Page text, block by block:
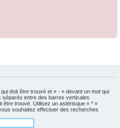
doit être trouvé et « - » devant un mot qui
séparés entre des barres verticales
être trouvé. Utilisez un astérisque « * »
souhaitez effectuer des recherches